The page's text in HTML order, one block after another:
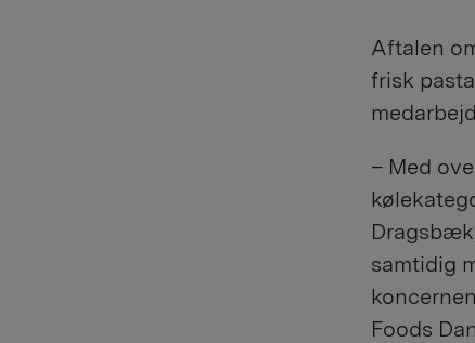
Aftalen
frisk
– Med
samtidig
Foods